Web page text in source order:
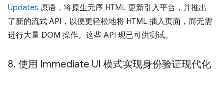
Updates 原语，将原生无序 HTML 更新引入平台，并推出
了新的流式 API，以便更轻松地将 HTML 插入页面，而无需
进行大量 DOM 操作。这些 API 现已可供测试。
8. 使用 Immediate UI 模式实现身份验证现代化